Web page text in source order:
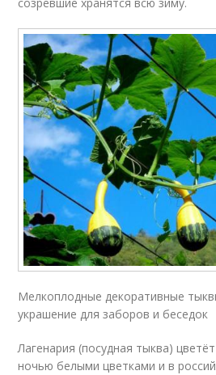
Мелкоплодные декоративные
украшение для заборов и беседок
Лагенария (посудная тыква)
ночью белыми цветками и в